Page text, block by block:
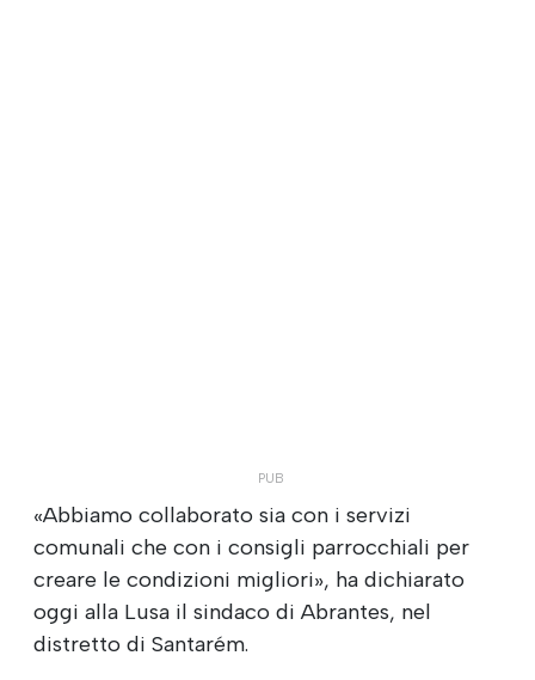
«Abbiamo collaborato sia con i servizi
comunali che con i consigli parrocchiali per
creare le condizioni migliori», ha dichiarato
oggi alla Lusa il sindaco di Abrantes, nel
distretto di Santarém.